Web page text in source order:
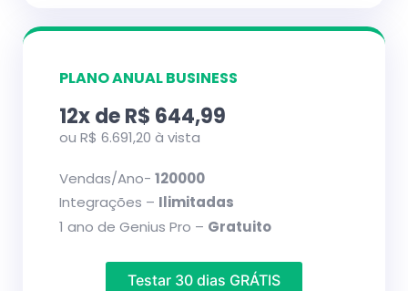
PLANO ANUAL BUSINESS
12x de R$ 644,99
ou R$ 6.691,20 à vista
Vendas/Ano- 120000
Integrações – Ilimitadas
1 ano de Genius Pro – Gratuito
Testar 30 dias GRÁTIS